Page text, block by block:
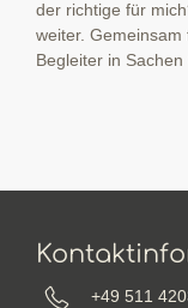
der richtige für
weiter.
Begleiter in Sachen
+49 511